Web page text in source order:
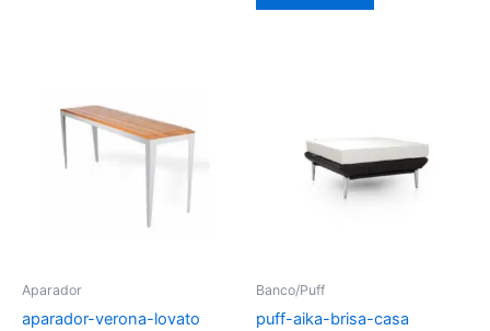
Aparador
aparador-verona-lovato
Banco/Puff
puff-aika-brisa-casa